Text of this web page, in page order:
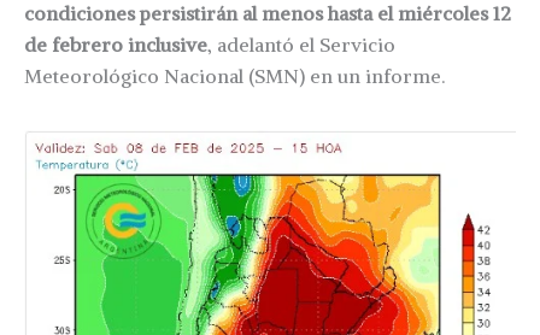
condiciones persistirán al menos hasta el miércoles 12
de febrero inclusive, adelantó el Servicio
Meteorológico Nacional (SMN) en un informe.